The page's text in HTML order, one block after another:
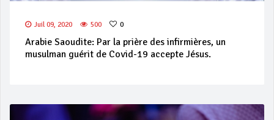
Juil 09, 2020 500 0
Arabie Saoudite: Par la prière des infirmières, un
musulman guérit de Covid-19 accepte Jésus.